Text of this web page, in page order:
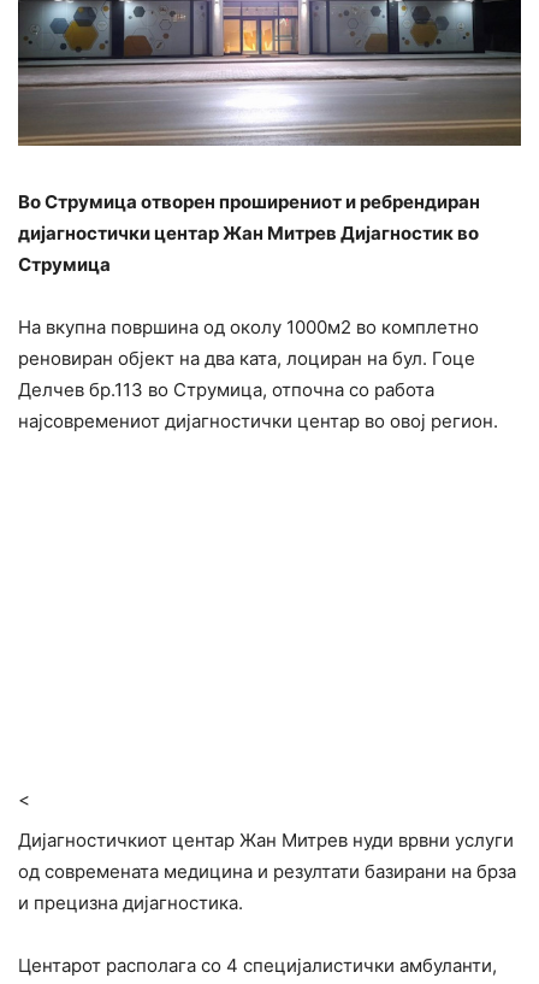
Во Струмица отворен проширениот и ребрендиран
дијагностички центар Жан Митрев Дијагностик во
Струмица
На вкупна површина од околу 1000м2 во комплетно
реновиран објект на два ката, лоциран на бул. Гоце
Делчев бр.113 во Струмица, отпочна со работа
најсовремениот дијагностички центар во овој регион.
<
Дијагностичкиот центар Жан Митрев нуди врвни услуги
од современата медицина и резултати базирани на брза
и прецизна дијагностика.
Центарот располага со 4 специјалистички амбуланти,